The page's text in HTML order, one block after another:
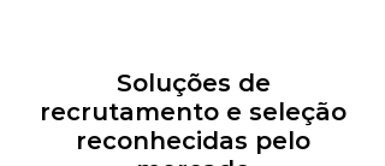
Soluções de
recrutamento e seleção
reconhecidas pelo